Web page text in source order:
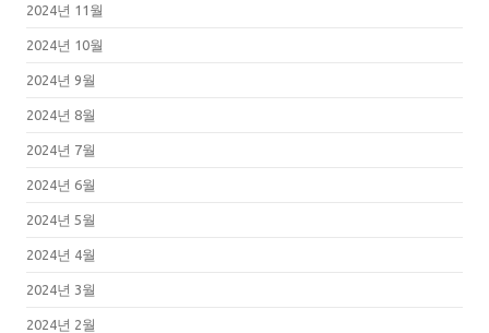
2024년 11월
2024년 10월
2024년 9월
2024년 8월
2024년 7월
2024년 6월
2024년 5월
2024년 4월
2024년 3월
2024년 2월